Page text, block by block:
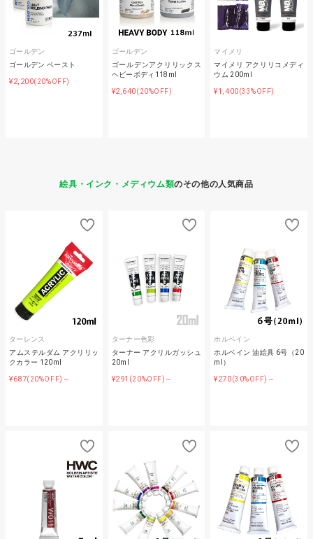
ゴールデン
ゴールデン ペースト
¥2,200(20%OFF)
ゴールデン
ゴールデンアクリリックス
ヘビーボディ118ml
¥2,640(20%OFF)
マイメリ
マイメリ アクリリコメディ
ウム 200ml
¥1,400(33%OFF)
絵具・インク・メディウム類のその他の人気商品
ターレンス
アムステルダム アクリリッ
クカラー 120ml
¥687(20%OFF)～
ターナー色彩
ターナー アクリルガッシュ
20ml
¥291 (20%OFF)～
ホルベイン
ホルベイン 油絵具 6号（20
ml）
¥270(30%OFF)～